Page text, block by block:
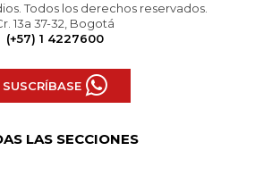
Todos los derechos reservados.
13a 37-32, Bogotá
(+57) 1 4227600
SUSCRÍBASE
LAS SECCIONES